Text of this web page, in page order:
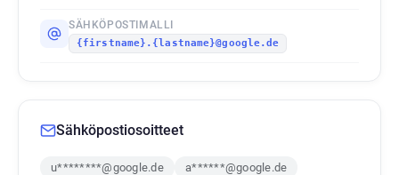
SÄHKÖPOSTIMALLI
{firstname}.{lastname}@google.de
Sähköpostiosoitteet
u********@google.de
a******@google.de